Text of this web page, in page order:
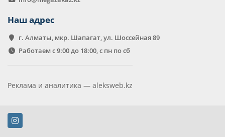
Наш адрес
г. Алматы, мкр. Шапагат, ул. Шоссейная 89
Работаем с 9:00 до 18:00, с пн по сб
Реклама и аналитика — aleksweb.kz